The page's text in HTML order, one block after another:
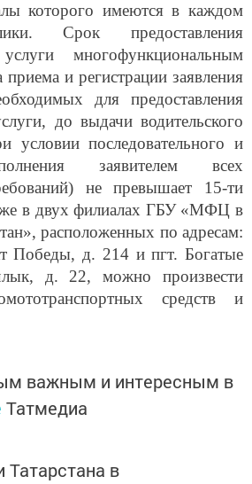
которого имеются в каждом
Срок предоставления
услуги многофункциональным
и регистрации заявления
для предоставления
до выдачи водительского
условии последовательного и
заявителем всех
не превышает 15-ти
в двух филиалах ГБУ «МФЦ в
расположенных по адресам:
Победы, д. 214 и пгт. Богатые
д. 22, можно произвести
средств и
важным и интересным в
Татмедиа
Татарстана в